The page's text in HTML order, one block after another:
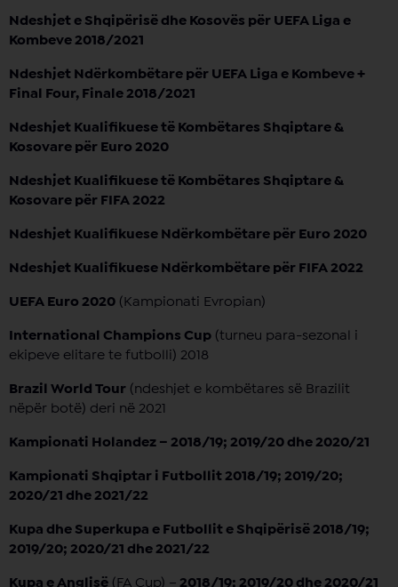
Ndeshjet e Shqipërisë dhe Kosovës për UEFA Liga e
Kombeve 2018/2021
Ndeshjet Ndërkombëtare për UEFA Liga e Kombeve +
Final Four, Finale 2018/2021
Ndeshjet Kualifikuese të Kombëtares Shqiptare &
Kosovare për Euro 2020
Ndeshjet Kualifikuese të Kombëtares Shqiptare &
Kosovare për FIFA 2022
Ndeshjet Kualifikuese Ndërkombëtare për Euro 2020
Ndeshjet Kualifikuese Ndërkombëtare për FIFA 2022
UEFA Euro 2020 (Kampionati Evropian)
International Champions Cup (turneu para-sezonal i
ekipeve elitare te futbolli) 2018
Brazil World Tour (ndeshjet e kombëtares së Brazilit
nëpër botë) deri në 2021
Kampionati Holandez – 2018/19; 2019/20 dhe 2020/21
Kampionati Shqiptar i Futbollit 2018/19; 2019/20;
2020/21 dhe 2021/22
Kupa dhe Superkupa e Futbollit e Shqipërisë 2018/19;
2019/20; 2020/21 dhe 2021/22
Kupa e Anglisë (FA Cup) – 2018/19; 2019/20 dhe 2020/21